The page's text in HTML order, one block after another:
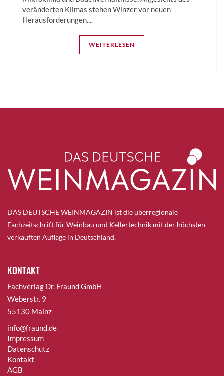
veränderten Klimas stehen Winzer vor neuen
Herausforderungen....
WEITERLESEN
DAS DEUTSCHE WEINMAGAZIN ist die überregionale
Fachzeitschrift für Weinbau und Kellertechnik mit der höchsten
verkauften Auflage in Deutschland.
KONTAKT
Fachverlag Dr. Fraund GmbH
Weberstr. 9
55130 Mainz
info@fraund.de
Impressum
Datenschutz
Kontakt
AGB